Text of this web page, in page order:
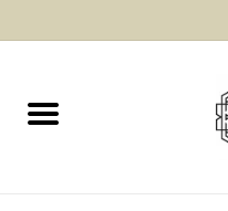
Home